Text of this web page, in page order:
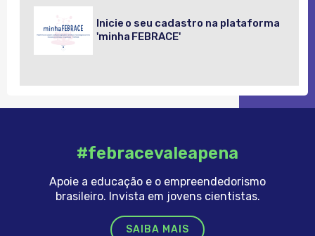
Inicie o seu cadastro na plataforma
'minha FEBRACE'
#febracevaleapena
Apoie a educação e o empreendedorismo
brasileiro. Invista em jovens cientistas.
SAIBA MAIS